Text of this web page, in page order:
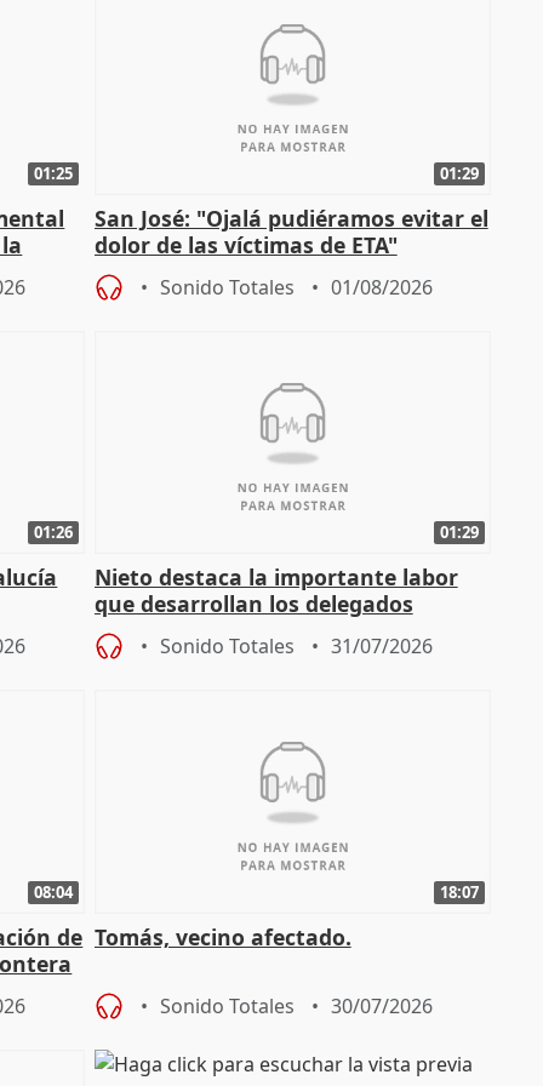
01:25 01:29
San José: "Ojalá pudiéramos evitar el
dolor de las víctimas de ETA"
Sonido Totales 01/08/2026
01:26 01:29
Nieto destaca la importante labor
que desarrollan los delegados
territoriales de la Junta
Sonido Totales 31/07/2026
08:04
de
18:07
Tomás, vecino afectado.
Sonido Totales 30/07/2026